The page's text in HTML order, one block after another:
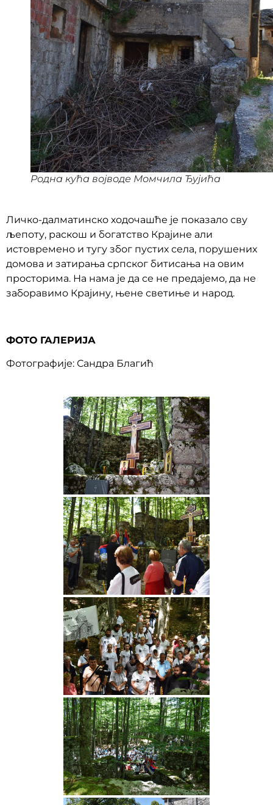
Родна кућа војводе Момчила Ђујића
Личко-далматинско ходочашће је показало сву
љепоту, раскош и богатство Крајине али
истовремено и тугу због пустих села, порушених
домова и затирања српског битисања на овим
просторима. На нама је да се не предајемо, да не
заборавимо Крајину, њене светиње и народ.
ФОТО ГАЛЕРИЈА
Фотографије: Сандра Благић